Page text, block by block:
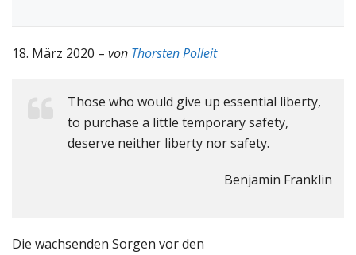
18. März 2020 – von Thorsten Polleit
Those who would give up essential liberty,
to purchase a little temporary safety,
deserve neither liberty nor safety.
Benjamin Franklin
Die wachsenden Sorgen vor den